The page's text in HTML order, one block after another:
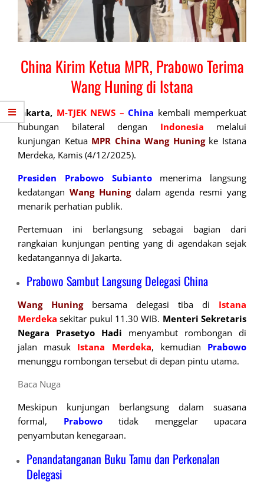
China Kirim Ketua MPR, Prabowo Terima
Wang Huning di Istana
Jakarta, M-TJEK NEWS – China kembali memperkuat
hubungan bilateral dengan Indonesia melalui
kunjungan Ketua MPR China Wang Huningke Istana
Merdeka, Kamis (4/12/2025).
Presiden Prabowo Subiantomenerima langsung
kedatangan Wang Huningdalam agenda resmi yang
menarik perhatian publik.
Pertemuan ini berlangsung sebagai bagian dari
rangkaian kunjungan penting yang di agendakan sejak
kedatangannya di Jakarta.
Prabowo Sambut Langsung Delegasi China
Wang Huningbersama delegasi tiba di Istana
Merdeka sekitar pukul 11.30 WIB. Menteri Sekretaris
Negara Prasetyo Hadi menyambut rombongan di
jalan masuk Istana Merdeka, kemudian Prabowo
menunggu rombongan tersebut di depan pintu utama.
Baca Nuga
Meskipun kunjungan berlangsung dalam suasana
formal, Prabowotidak menggelar upacara
penyambutan kenegaraan.
Penandatanganan Buku Tamu dan Perkenalan
Delegasi